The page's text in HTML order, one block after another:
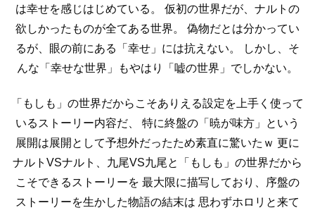
は幸せを感じはじめている。
仮初の世界だが、ナルトの
欲しかったものが全てある世界。
偽物だとは分かってい
るが、眼の前にある「幸せ」には抗えない。
しかし、そ
んな「幸せな世界」もやはり「嘘の世界」でしかない。
「もしも」の世界だからこそありえる設定を上手く使って
いるストーリー内容だ、
特に終盤の「暁が味方」という
展開は展開として予想外だったため素直に驚いたｗ 更に
ナルトVSナルト、九尾VS九尾と「もしも」の世界だから
こそできるストーリーを 最大限に描写しており、序盤の
ストーリーを生かした物語の結末は 思わずホロリと来て